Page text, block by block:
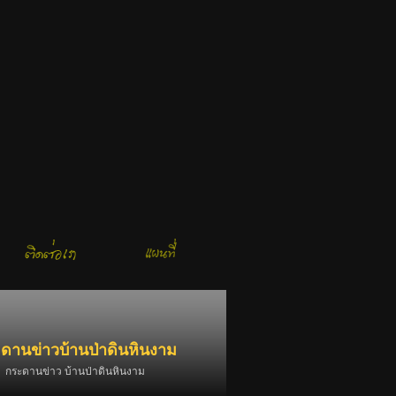
านข่าวบ้านป่าดินหินงาม
กระดานข่าว บ้านป่าดินหินงาม